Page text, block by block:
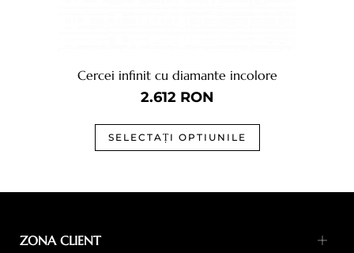
Cercei infinit cu diamante incolore
2.612RON
SELECTAȚI OPTIUNILE
ZONA CLIENT